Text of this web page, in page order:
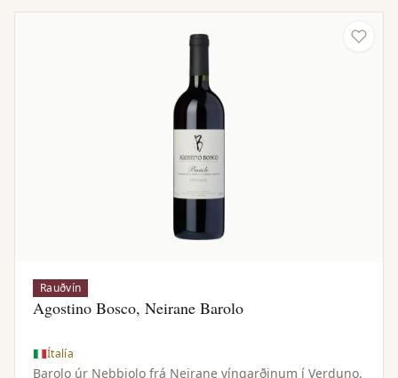
Rauðvín
Agostino Bosco, Neirane Barolo
Ítalía
Barolo úr Nebbiolo frá Neirane víngarðinum í Verduno,